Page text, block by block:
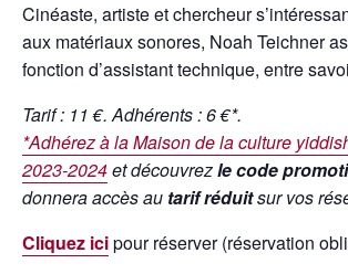
Cinéaste, artiste et chercheur
aux matériaux sonores, Noah Teichner
fonction d’assistant technique, entre
Tarif : 11 €. Adhérents : 6 €*.
*Adhérez à la Maison de la culture
2023-2024et découvrezle code
donnera accès au tarif réduitsur vos
Cliquez icipour réserver (réservation